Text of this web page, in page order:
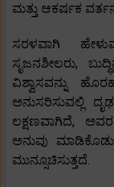
ಮತ್ತು ಆಕರ್ಷಕ
ಸರಳವಾಗಿ
ಸೃಜನಶೀಲರು,
ವಿಶ್ವಾಸವನ್ನು
ಅನುಸರಿಸುವಲ್ಲಿ
ಲಕ್ಷಣವಾಗಿದೆ,
ಅನುವು
ಮುನ್ಸೂಚಿಸುತ್ತದೆ.